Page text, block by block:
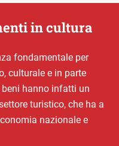
in cultura
fondamentale per
culturale e in parte
hanno infatti un
turistico, che ha a
nazionale e